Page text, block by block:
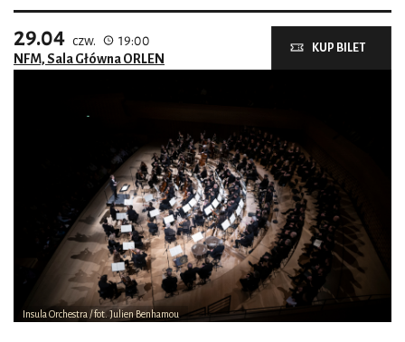
Insula Orchestra / fot. Julien Benhamou
29.04 czw.
19:00
NFM, Sala Główna ORLEN
KUP BILET